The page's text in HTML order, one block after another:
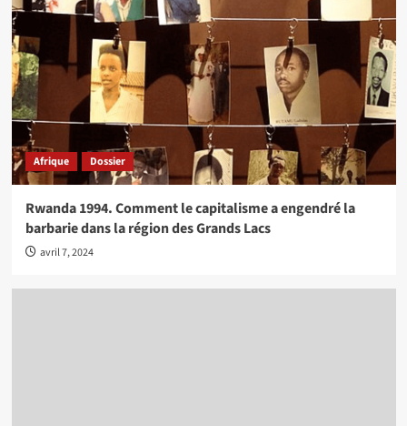
Afrique Dossier
Rwanda 1994. Comment le capitalisme a engendré la
barbarie dans la région des Grands Lacs
avril 7, 2024